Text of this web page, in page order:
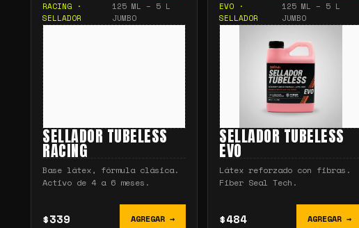
RACING ·
SELLADOR
125 ML – 5 L
JUMBO
SELLADOR TUBELESS
RACING
Base látex, fórmula clásica.
Activo de 4 a 6 meses.
$339 AGREGAR →
EVO ·
SELLADOR
125 ML – 5 L
JUMBO
SELLADOR TUBELESS
EVO
Látex reforzado con fibras.
Fiber Seal Tech.
$484 AGREGAR →